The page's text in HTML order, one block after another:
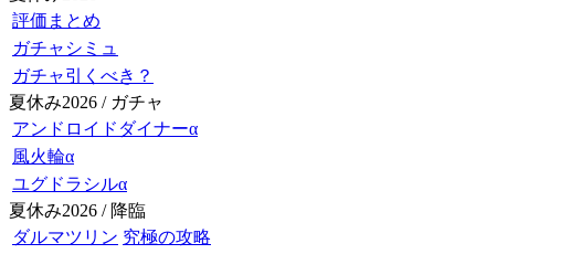
評価まとめ
ガチャシミュ
ガチャ引くべき？
夏休み2026 / ガチャ
アンドロイドダイナーα
風火輪α
ユグドラシルα
夏休み2026 / 降臨
ダルマツリン 究極の攻略